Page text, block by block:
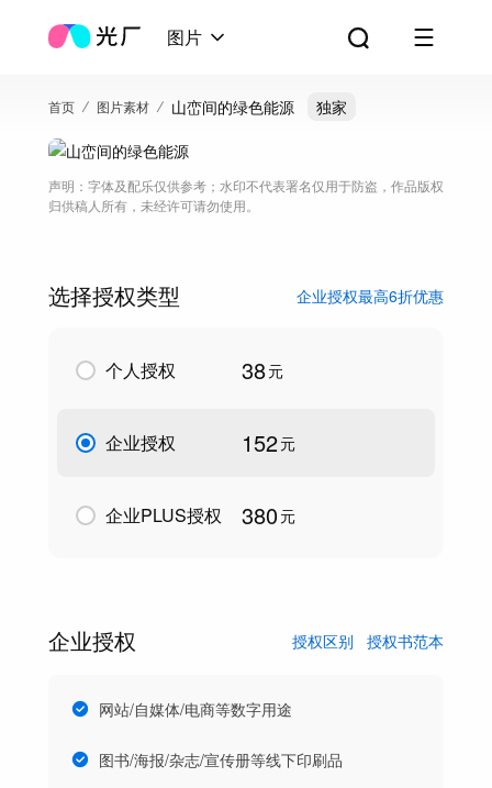
图片
首页 图片素材 山峦间的绿色能源 独家
声明：字体及配乐仅供参考；水印不代表署名仅用于防盗，作品版权
归供稿人所有，未经许可请勿使用。
选择授权类型 企业授权最高6折优惠
个人授权 38元
企业授权 152元
企业PLUS授权 380元
企业授权 授权区别 授权书范本
网站/自媒体/电商等数字用途
图书/海报/杂志/宣传册等线下印刷品